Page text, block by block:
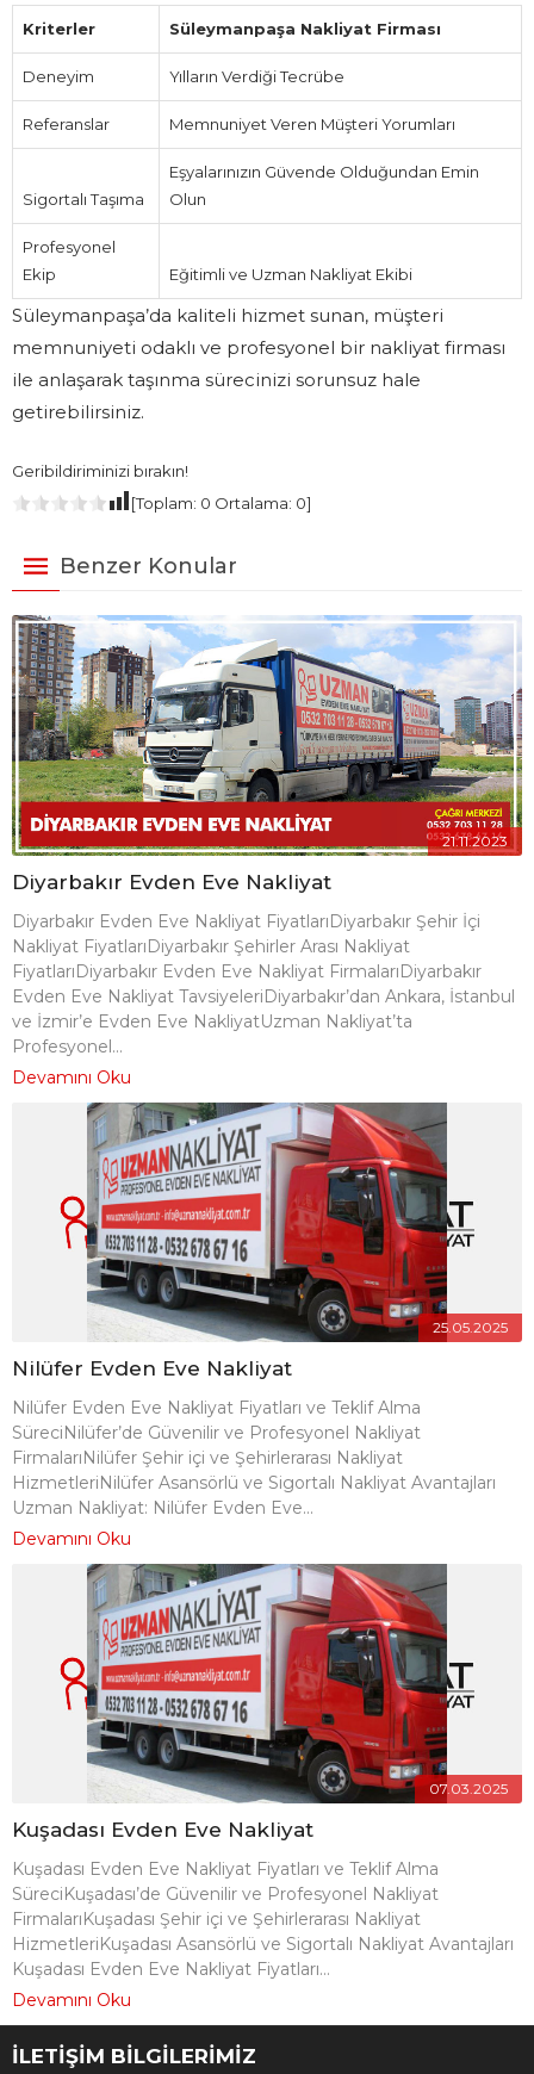
Kriterler Süleymanpaşa Nakliyat Firması
Deneyim Yılların Verdiği Tecrübe
Referanslar Memnuniyet Veren Müşteri Yorumları
Sigortalı Taşıma
Eşyalarınızın Güvende Olduğundan Emin
Olun
Profesyonel
Ekip
Eğitimli ve Uzman Nakliyat Ekibi
Süleymanpaşa’da kaliteli hizmet sunan, müşteri
memnuniyeti odaklı ve profesyonel bir nakliyat firması
ile anlaşarak taşınma sürecinizi sorunsuz hale
getirebilirsiniz.
Geribildiriminizi bırakın!
[Toplam: 0 Ortalama: 0]
Benzer Konular
21.11.2023
Diyarbakır Evden Eve Nakliyat
Diyarbakır Evden Eve Nakliyat FiyatlarıDiyarbakır Şehir İçi
Nakliyat FiyatlarıDiyarbakır Şehirler Arası Nakliyat
FiyatlarıDiyarbakır Evden Eve Nakliyat FirmalarıDiyarbakır
Evden Eve Nakliyat TavsiyeleriDiyarbakır’dan Ankara, İstanbul
ve İzmir’e Evden Eve NakliyatUzman Nakliyat’ta
Profesyonel...
Devamını Oku
25.05.2025
Nilüfer Evden Eve Nakliyat
Nilüfer Evden Eve Nakliyat Fiyatları ve Teklif Alma
SüreciNilüfer’de Güvenilir ve Profesyonel Nakliyat
FirmalarıNilüfer Şehir içi ve Şehirlerarası Nakliyat
HizmetleriNilüfer Asansörlü ve Sigortalı Nakliyat Avantajları
Uzman Nakliyat: Nilüfer Evden Eve...
Devamını Oku
07.03.2025
Kuşadası Evden Eve Nakliyat
Kuşadası Evden Eve Nakliyat Fiyatları ve Teklif Alma
SüreciKuşadası’de Güvenilir ve Profesyonel Nakliyat
FirmalarıKuşadası Şehir içi ve Şehirlerarası Nakliyat
HizmetleriKuşadası Asansörlü ve Sigortalı Nakliyat Avantajları
Kuşadası Evden Eve Nakliyat Fiyatları...
Devamını Oku
İLETİŞİM BİLGİLERİMİZ